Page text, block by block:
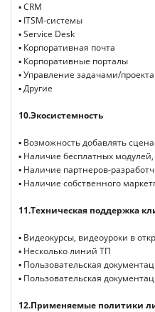
▪ CRM
▪ ITSM-системы
▪ Service Desk
▪ Корпоративная почта
▪ Корпоративные порталы
▪ Управление задачами/
▪ Другие
10.Экосистемность
▪ Возможность добавлять
▪ Наличие бесплатных
▪ Наличие партнеров-
▪ Наличие собственного
11.Техническая поддержка
▪ Видеокурсы, видеоуроки в
▪ Несколько линий ТП
▪ Пользовательская
▪ Пользовательская
12.Применяемые политики